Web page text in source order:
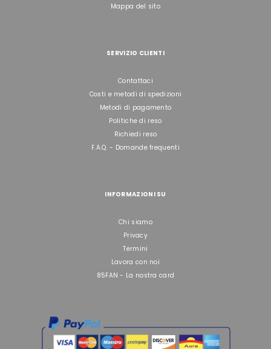
Mappa del sito
SERVIZIO CLIENTI
Contattaci
Costi e metodi di spedizioni
Metodi di pagamento
Politiche di reso
Richiedi reso
F.A.Q. - Domande frequenti
INFORMAZIONI SU
Chi siamo
Privacy
Termini
Lavora con noi
85FAN - La nostra card